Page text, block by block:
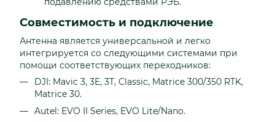
Совместимость и подключение
Антенна является универсальной и легко
интегрируется со следующими системами при
помощи соответствующих переходников:
DJI: Mavic 3, 3E, 3T, Classic, Matrice 300/350 RTK,
Matrice 30.
Autel: EVO II Series, EVO Lite/Nano.